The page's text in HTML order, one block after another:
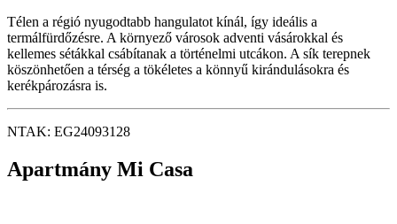
Télen a régió nyugodtabb hangulatot kínál, így ideális a
termálfürdőzésre. A környező városok adventi vásárokkal és
kellemes sétákkal csábítanak a történelmi utcákon. A sík terepnek
köszönhetően a térség a tökéletes a könnyű kirándulásokra és
kerékpározásra is.
NTAK: EG24093128
Apartmány Mi Casa